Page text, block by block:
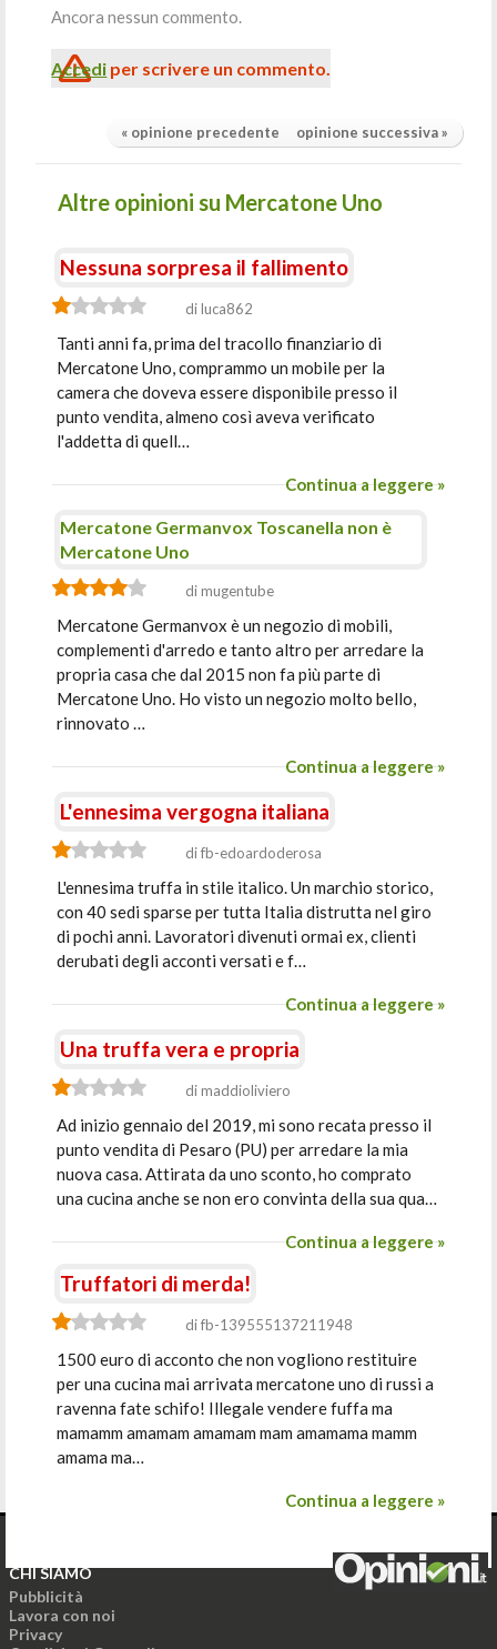
Ancora nessun commento.
Accedi per scrivere un commento.
« opinione precedente opinione successiva »
Altre opinioni su Mercatone Uno
Nessuna sorpresa il fallimento
di luca862
Tanti anni fa, prima del tracollo finanziario di
Mercatone Uno, comprammo un mobile per la
camera che doveva essere disponibile presso il
punto vendita, almeno così aveva verificato
l'addetta di quell…
Continua a leggere »
Mercatone Germanvox Toscanella non è
Mercatone Uno
di mugentube
Mercatone Germanvox è un negozio di mobili,
complementi d'arredo e tanto altro per arredare la
propria casa che dal 2015 non fa più parte di
Mercatone Uno. Ho visto un negozio molto bello,
rinnovato …
Continua a leggere »
L'ennesima vergogna italiana
di fb-edoardoderosa
L'ennesima truffa in stile italico. Un marchio storico,
con 40 sedi sparse per tutta Italia distrutta nel giro
di pochi anni. Lavoratori divenuti ormai ex, clienti
derubati degli acconti versati e f…
Continua a leggere »
Una truffa vera e propria
di maddioliviero
Ad inizio gennaio del 2019, mi sono recata presso il
punto vendita di Pesaro (PU) per arredare la mia
nuova casa. Attirata da uno sconto, ho comprato
una cucina anche se non ero convinta della sua qua…
Continua a leggere »
Truffatori di merda!
di fb-139555137211948
1500 euro di acconto che non vogliono restituire
per una cucina mai arrivata mercatone uno di russi a
ravenna fate schifo! Illegale vendere fuffa ma
mamamm amamam amamam mam amamama mamm
amama ma…
Continua a leggere »
CHI SIAMO
Pubblicità
Lavora con noi
Privacy